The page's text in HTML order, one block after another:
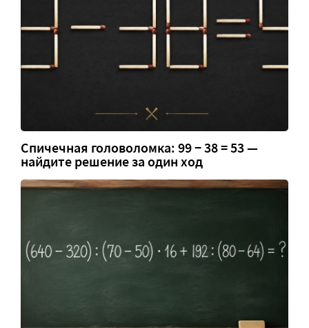
Спичечная головоломка: 99 − 38 = 53 —
найдите решение за один ход